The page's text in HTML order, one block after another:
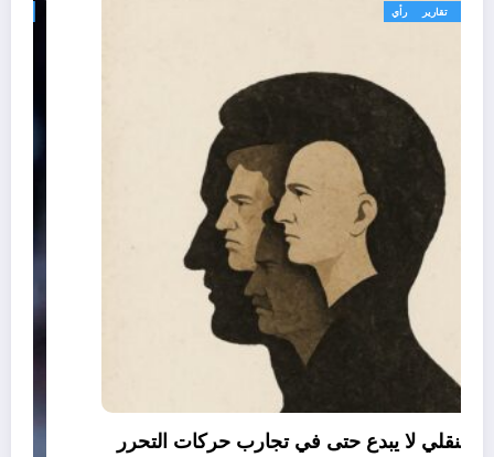
تعاليق حرة
العقل النقلي لا يبدع حتى في تجارب حركات التحرر